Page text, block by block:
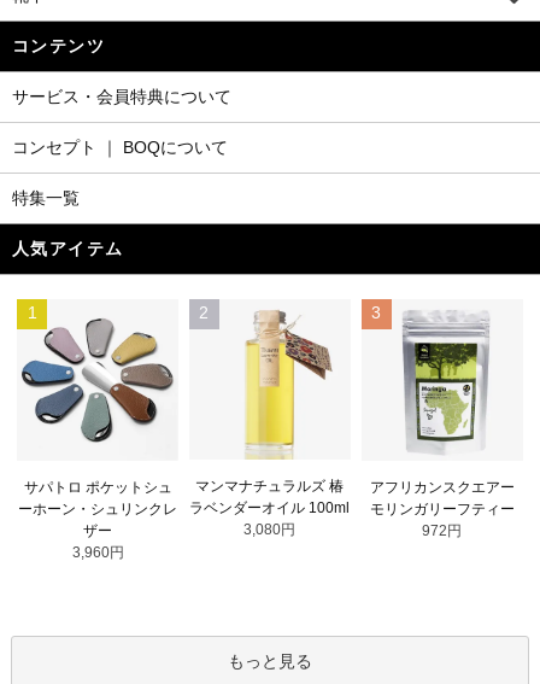
コンテンツ
サービス・会員特典について
コンセプト ｜ BOQについて
特集一覧
人気アイテム
1
サパトロ ポケットシュ
ーホーン・シュリンクレ
ザー
3,960円
2
マンマナチュラルズ 椿
ラベンダーオイル 100ml
3,080円
3
アフリカンスクエアー
モリンガリーフティー
972円
もっと見る